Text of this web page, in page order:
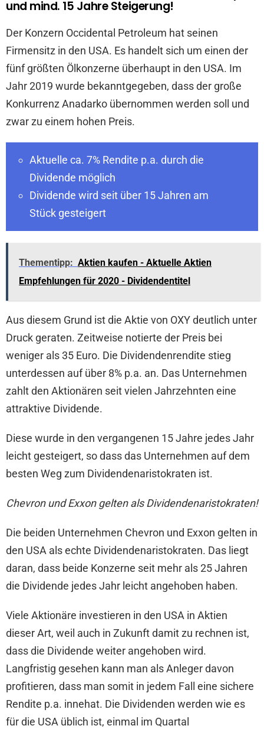
und mind. 15 Jahre Steigerung!
Der Konzern Occidental Petroleum hat seinen
Firmensitz in den USA. Es handelt sich um einen der
fünf größten Ölkonzerne überhaupt in den USA. Im
Jahr 2019 wurde bekanntgegeben, dass der große
Konkurrenz Anadarko übernommen werden soll und
zwar zu einem hohen Preis.
Aktuelle ca. 7% Rendite p.a. durch die
Dividende möglich
Dividende wird seit über 15 Jahren am
Stück gesteigert
Thementipp: Aktien kaufen - Aktuelle Aktien
Empfehlungen für 2020 - Dividendentitel
Aus diesem Grund ist die Aktie von OXY deutlich unter
Druck geraten. Zeitweise notierte der Preis bei
weniger als 35 Euro. Die Dividendenrendite stieg
unterdessen auf über 8% p.a. an. Das Unternehmen
zahlt den Aktionären seit vielen Jahrzehnten eine
attraktive Dividende.
Diese wurde in den vergangenen 15 Jahre jedes Jahr
leicht gesteigert, so dass das Unternehmen auf dem
besten Weg zum Dividendenaristokraten ist.
Chevron und Exxon gelten als Dividendenaristokraten!
Die beiden Unternehmen Chevron und Exxon gelten in
den USA als echte Dividendenaristokraten. Das liegt
daran, dass beide Konzerne seit mehr als 25 Jahren
die Dividende jedes Jahr leicht angehoben haben.
Viele Aktionäre investieren in den USA in Aktien
dieser Art, weil auch in Zukunft damit zu rechnen ist,
dass die Dividende weiter angehoben wird.
Langfristig gesehen kann man als Anleger davon
profitieren, dass man somit in jedem Fall eine sichere
Rendite p.a. innehat. Die Dividenden werden wie es
für die USA üblich ist, einmal im Quartal